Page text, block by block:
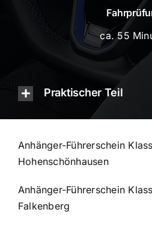
ca. 55
Praktischer Teil
Anhänger-Führerschein
Hohenschönhausen
Anhänger-Führerschein
Falkenberg